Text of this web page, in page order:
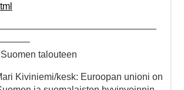
talouteen
Kiviniemi/kesk: Euroopan unioni on